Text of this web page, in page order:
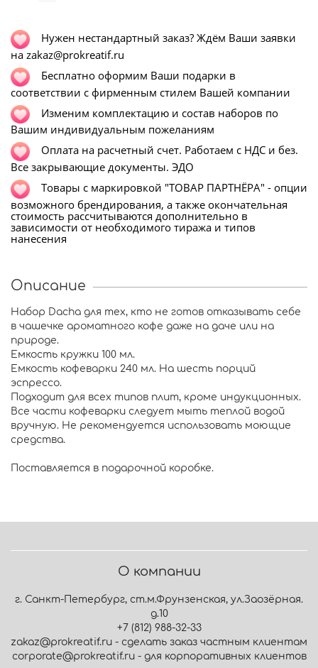
Нужен нестандартный заказ? Ждём Ваши заявки
на zakaz@prokreatif.ru
Бесплатно оформим Ваши подарки в
соответствии с фирменным стилем Вашей компании
Изменим комплектацию и состав наборов по
Вашим индивидуальным пожеланиям
Оплата на расчетный счет. Работаем с НДС и без.
Все закрывающие документы. ЭДО
Товары с маркировкой "ТОВАР ПАРТНЁРА" - опции
возможного брендирования, а также окончательная
стоимость рассчитываются дополнительно в
зависимости от необходимого тиража и типов
нанесения
Описание
Набор Dacha для тех, кто не готов отказывать себе
в чашечке ароматного кофе даже на даче или на
природе.
Емкость кружки 100 мл.
Емкость кофеварки 240 мл. На шесть порций
эспрессо.
Подходит для всех типов плит, кроме индукционных.
Все части кофеварки следует мыть теплой водой
вручную. Не рекомендуется использовать моющие
средства.
Поставляется в подарочной коробке.
О компании
г. Санкт-Петербург, ст.м.Фрунзенская, ул.Заозёрная.
д.10
+7 (812) 988-32-33
zakaz@prokreatif.ru - сделать заказ частным клиентам
corporate@prokreatif.ru - для корпоративных клиентов